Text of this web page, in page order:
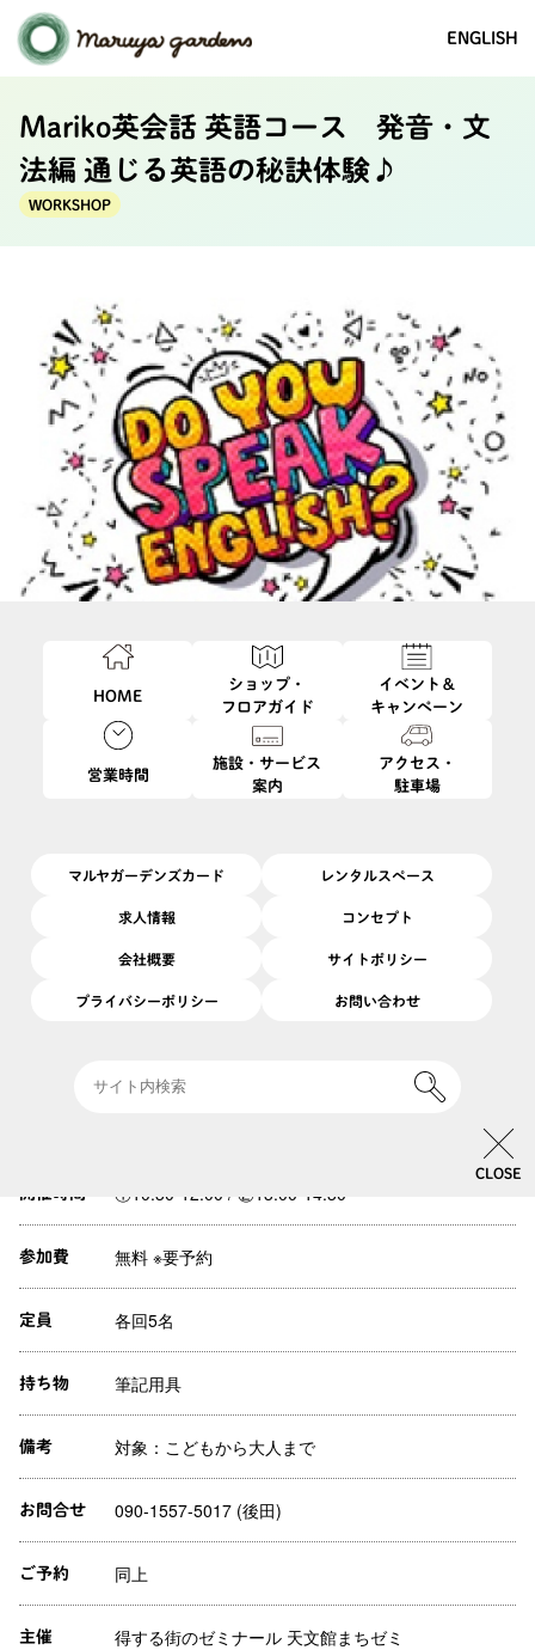
ENGLISH
HOME
ショップ・
フロアガイド
イベント＆
キャンペーン
営業時間
施設・サービス
案内
アクセス・
駐車場
マルヤガーデンズカード レンタルスペース
求人情報 コンセプト
会社概要 サイトポリシー
プライバシーポリシー お問い合わせ
CLOSE
Mariko英会話 英語コース 発音・文
法編 通じる英語の秘訣体験♪
開催日 2025/11/16(日)
わかる・話せる発音（フォニックス）と英文法学習コース
しみながらネイティブの発音と英語のつくり（文法）を学び、通
じる英語習得のきっかけにして頂けたら幸いです。Kids から大人
開催時間 ①10:30-12:00 / ②13:00-14:30
参加費 無料 ※要予約
定員 各回5名
持ち物 筆記用具
備考 対象：こどもから大人まで
お問合せ 090-1557-5017 (後田)
ご予約 同上
主催 得する街のゼミナール 天文館まちゼミ